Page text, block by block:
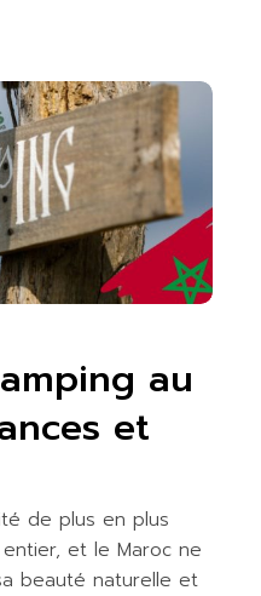
au
et
de plus en plus
et le Maroc ne
beauté naturelle et